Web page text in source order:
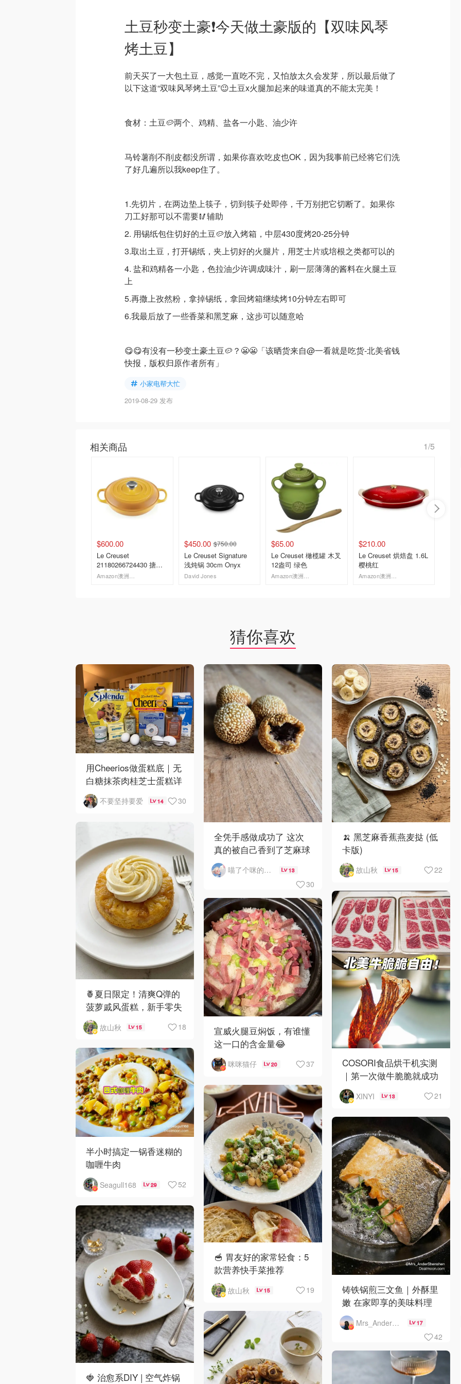
土豆秒变土豪❗️今天做土豪版的【双味风琴
烤土豆】
前天买了一大包土豆，感觉一直吃不完，又怕放太久会发芽，所以最后做了
以下这道“双味风琴烤土豆”😉土豆x火腿加起来的味道真的不能太完美！
食材：土豆🥔两个、鸡精、盐各一小匙、油少许
马铃薯削不削皮都没所谓，如果你喜欢吃皮也OK，因为我事前已经将它们洗
了好几遍所以我keep住了。
1.先切片，在两边垫上筷子，切到筷子处即停，千万别把它切断了。如果你
刀工好那可以不需要🥢辅助
2. 用锡纸包住切好的土豆🥔放入烤箱，中层430度烤20-25分钟
3.取出土豆，打开锡纸，夹上切好的火腿片，用芝士片或培根之类都可以的
4. 盐和鸡精各一小匙，色拉油少许调成味汁，刷一层薄薄的酱料在火腿土豆
上
5.再撒上孜然粉，拿掉锡纸，拿回烤箱继续烤10分钟左右即可
6.我最后放了一些香菜和黑芝麻，这步可以随意哈
😋😋有没有一秒变土豪土豆🥔？😬😬「该晒货来自@一看就是吃货-北美省钱
快报，版权归原作者所有」
小家电帮大忙
2019-08-29 发布
相关商品 1/5
$600.00
Le Creuset
21180266724430 搪瓷
铸铁锅 2.2L
$450.00 $750.00
Le Creuset Signature
浅炖锅 30cm Onyx
David Jones
$65.00
Le Creuset 橄榄罐 木叉
12盎司 绿色
$210.00
Le Creuset 烘焙盘 1.6L
樱桃红
猜你喜欢
用Cheerios做蛋糕底｜无
白糖抹茶肉桂芝士蛋糕详
细做法
不要坚持要爱 14 30
全凭手感做成功了 这次
真的被自己香到了芝麻球
驴打滚一次拿下
喵了个咪的卡哇伊 13
30
🍌 黑芝麻香蕉燕麦挞 (低
卡版)
故山秋 15 22
🍍夏日限定！清爽Q弹的
菠萝戚风蛋糕，新手零失
败🍍
故山秋 15 18
COSORI食品烘干机实测
｜第一次做牛脆脆就成功
啦！✌️
XINYI 13 21
宣威火腿豆焖饭，有谁懂
这一口的含金量😂
咪咪猫仔 20 37
半小时搞定一锅香迷糊的
咖喱牛肉
Seagull168 29 52
🥣 胃友好的家常轻食：5
款营养快手菜推荐
故山秋 15 19
铸铁锅煎三文鱼｜外酥里
嫩 在家即享的美味料理
Mrs_AnderShenshen 17
42
🍓 治愈系DIY | 空气炸锅